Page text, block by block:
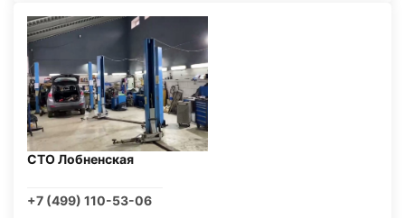
СТО Лобненская
+7 (499) 110-53-06